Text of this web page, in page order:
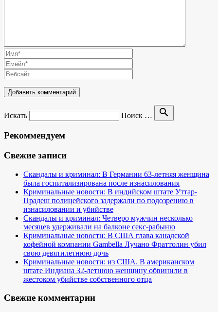
Искать Поиск … search
Рекоммендуем
Свежие записи
Скандалы и криминал: В Германии 63-летняя женщина
была госпитализирована после изнасилования
Криминальные новости: В индийском штате Уттар-
Прадеш полицейского задержали по подозрению в
изнасиловании и убийстве
Скандалы и криминал: Четверо мужчин несколько
месяцев удерживали на балконе секс-рабыню
Криминальные новости: В США глава канадской
кофейной компании Gambella Лучано Фраттолин убил
свою девятилетнюю дочь
Криминальные новости: из США. В американском
штате Индиана 32-летнюю женщину обвинили в
жестоком убийстве собственного отца
Свежие комментарии